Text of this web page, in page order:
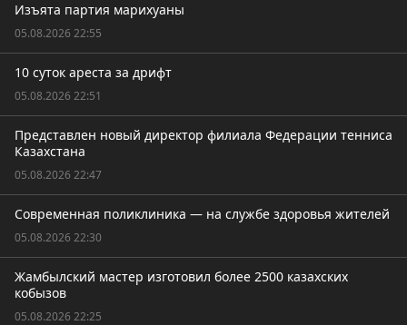
Изъята партия марихуаны
05.08.2026 22:55
10 суток ареста за дрифт
05.08.2026 22:51
Представлен новый директор филиала Федерации тенниса
Казахстана
05.08.2026 22:47
Современная поликлиника — на службе здоровья жителей
05.08.2026 22:30
Жамбылский мастер изготовил более 2500 казахских
кобызов
05.08.2026 22:25